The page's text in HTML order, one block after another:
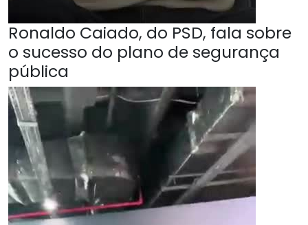
Ronaldo Caiado, do PSD, fala sobre
o sucesso do plano de segurança
pública